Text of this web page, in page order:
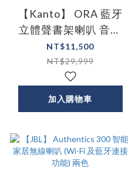
【Kanto】 ORA 藍牙
立體聲書架喇叭 音響
(四色)
NT$11,500
NT$29,999
加入購物車